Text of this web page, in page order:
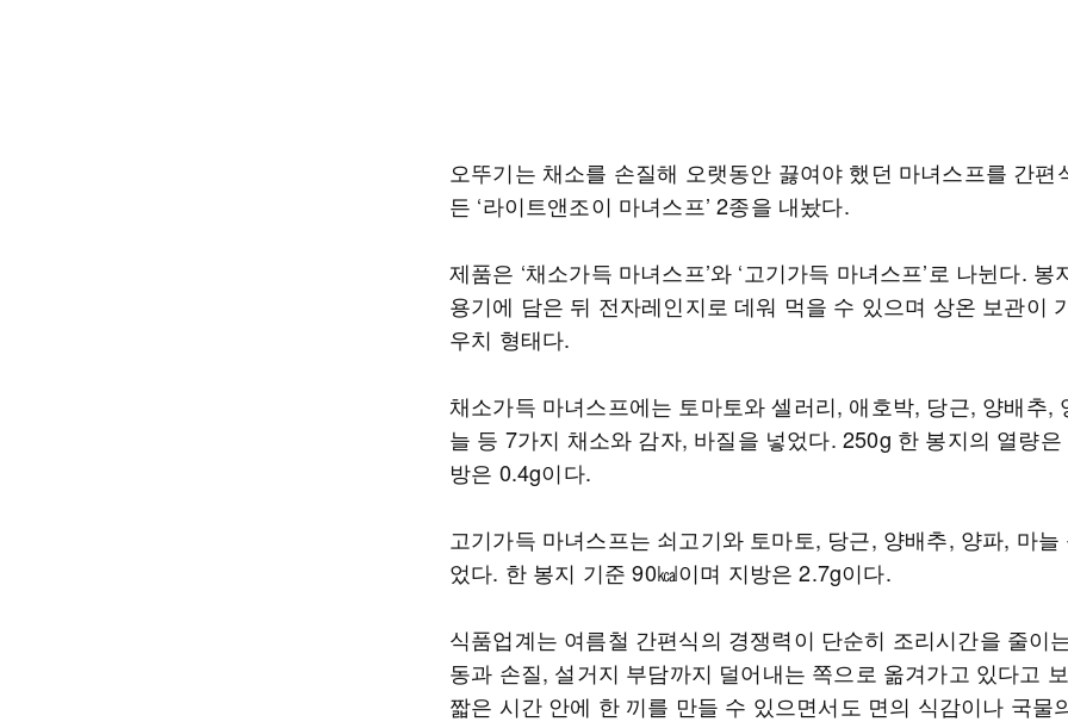
오뚜기는 채소를 손질해 오랫동안 끓여야 했던 마녀스프를 간편
든 ‘라이트앤조이 마녀스프’ 2종을 내놨다.
제품은 ‘채소가득 마녀스프’와 ‘고기가득 마녀스프’로 나뉜다. 봉
용기에 담은 뒤 전자레인지로 데워 먹을 수 있으며 상온 보관이
우치 형태다.
채소가득 마녀스프에는 토마토와 셀러리, 애호박, 당근, 양배추,
늘 등 7가지 채소와 감자, 바질을 넣었다. 250g 한 봉지의 열량은
방은 0.4g이다.
고기가득 마녀스프는 쇠고기와 토마토, 당근, 양배추, 양파, 마늘
었다. 한 봉지 기준 90㎉이며 지방은 2.7g이다.
식품업계는 여름철 간편식의 경쟁력이 단순히 조리시간을 줄이
동과 손질, 설거지 부담까지 덜어내는 쪽으로 옮겨가고 있다고
짧은 시간 안에 한 끼를 만들 수 있으면서도 면의 식감이나 국물